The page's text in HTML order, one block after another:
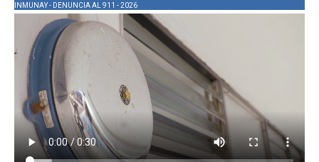
INMUNAY - DENUNCIA AL 911 - 2026